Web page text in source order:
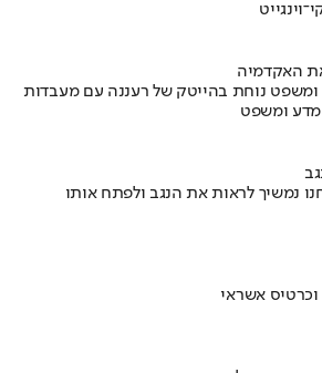
האקדמיה
ומשפט
נמשיך לראות את הנגב ולפתח אותו